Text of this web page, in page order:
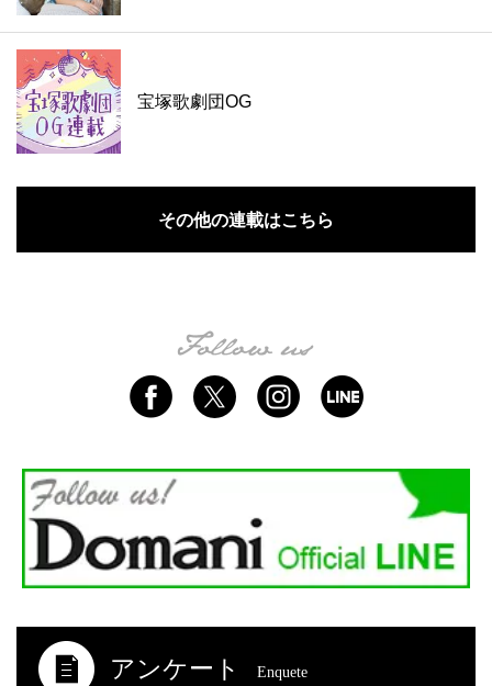
宝塚歌劇団OG
その他の連載はこちら
アンケート Enquete